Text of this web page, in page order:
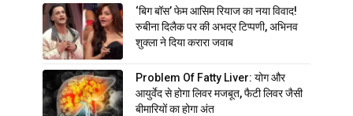
‘बिग बॉस’ फेम आसिम रियाज का नया विवाद!
रुबीना दिलैक पर की अभद्र टिप्पणी, अभिनव
शुक्ला ने दिया करारा जवाब
Problem Of Fatty Liver: योग और
आयुर्वेद से होगा लिवर मजबूत, फैटी लिवर जैसी
बीमारियों का होगा अंत